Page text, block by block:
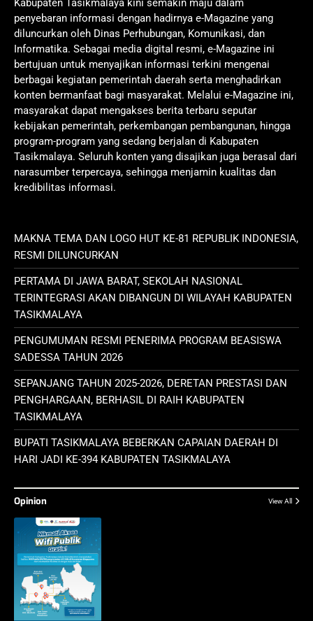
Kabupaten Tasikmalaya kini semakin maju dalam
penyebaran informasi dengan hadirnya e-Magazine yang
diluncurkan oleh Dinas Perhubungan, Komunikasi, dan
Informatika. Sebagai media digital resmi, e-Magazine ini
bertujuan untuk menyajikan informasi terkini mengenai
berbagai kegiatan pemerintah daerah serta menghadirkan
konten bermanfaat bagi masyarakat. Melalui e-Magazine ini,
masyarakat dapat mengakses berita terbaru seputar
kebijakan pemerintah, perkembangan pembangunan, hingga
program-program yang sedang berjalan di Kabupaten
Tasikmalaya. Seluruh konten yang disajikan juga berasal dari
narasumber terpercaya, sehingga menjamin kualitas dan
kredibilitas informasi.
MAKNA TEMA DAN LOGO HUT KE-81 REPUBLIK INDONESIA,
RESMI DILUNCURKAN
PERTAMA DI JAWA BARAT, SEKOLAH NASIONAL
TERINTEGRASI AKAN DIBANGUN DI WILAYAH KABUPATEN
TASIKMALAYA
PENGUMUMAN RESMI PENERIMA PROGRAM BEASISWA
SADESSA TAHUN 2026
SEPANJANG TAHUN 2025-2026, DERETAN PRESTASI DAN
PENGHARGAAN, BERHASIL DI RAIH KABUPATEN
TASIKMALAYA
BUPATI TASIKMALAYA BEBERKAN CAPAIAN DAERAH DI
HARI JADI KE-394 KABUPATEN TASIKMALAYA
Opinion View All